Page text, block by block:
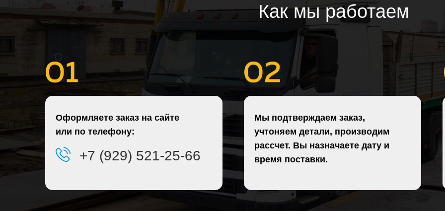
Как мы работаем
Оформляете заказ на сайте
или по телефону:
+7 (929) 521-25-66
Мы подтверждаем заказ,
учтоняем детали, производим
рассчет. Вы назначаете дату и
время поставки.